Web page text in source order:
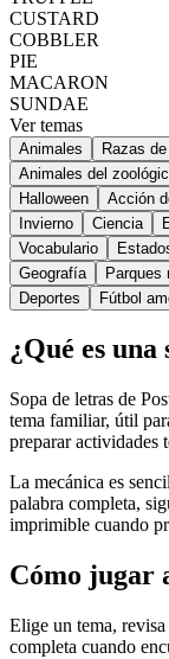
CUSTARD
COBBLER
PIE
MACARON
SUNDAE
Ver temas
Animales Razas
Animales del
Halloween
Acción
Invierno
Ciencia
Vocabulario
Geografía
Parques
Deportes
Fútbol
¿Qué es una
Sopa de letras de
tema familiar, útil
preparar actividades
La mecánica es
palabra completa,
imprimible cuando
Cómo jugar
Elige un tema,
completa cuando